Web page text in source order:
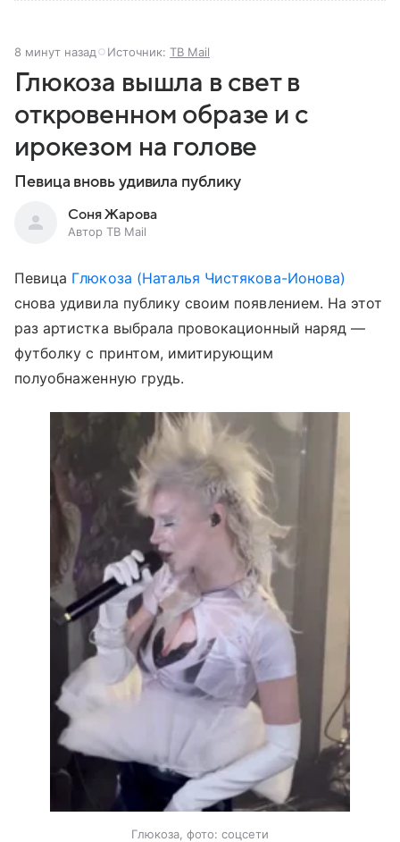
8 минут назад Источник: ТВ Mail
Глюкоза вышла в свет в
откровенном образе и с
ирокезом на голове
Певица вновь удивила публику
Соня Жарова
Автор ТВ Mail
Певица Глюкоза (Наталья Чистякова-Ионова)
снова удивила публику своим появлением. На этот
раз артистка выбрала провокационный наряд —
футболку с принтом, имитирующим
полуобнаженную грудь.
Глюкоза, фото: соцсети